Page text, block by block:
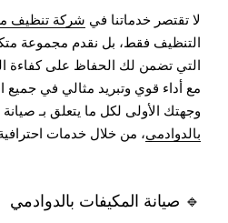
لا تقتصر خدماتنا في شركة تنظيف
التنظيف فقط، بل نقدم مجموعة
التي تضمن لك الحفاظ على كفاءة
مع أداء قوي وتبريد مثالي في جميع
وجهتك الأولى لكل ما يتعلق بـ صيانة
بالدوادمي، من خلال خدمات
🔹 صيانة المكيفات بالدوادمي